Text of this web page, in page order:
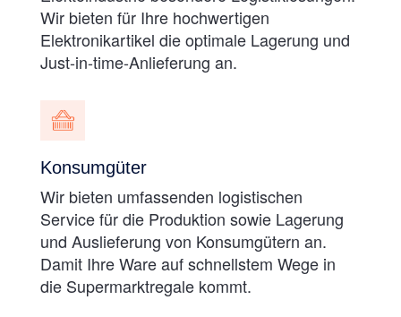
Wir bieten für Ihre hochwertigen
Elektronikartikel die optimale Lagerung und
Just-in-time-Anlieferung an.
Konsumgüter
Wir bieten umfassenden logistischen
Service für die Produktion sowie Lagerung
und Auslieferung von Konsumgütern an.
Damit Ihre Ware auf schnellstem Wege in
die Supermarktregale kommt.